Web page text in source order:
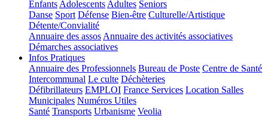
EnfantsAdolescentsAdultes Seniors
Danse Sport Défense Bien-être Culturelle/Artistique
Détente/Convialité
Annuaire des assosAnnuaire des activités associatives
Démarches associatives
Infos Pratiques
Annuaire des Professionnels Bureau de Poste Centre de Santé
Intercommunal Le culte Déchèteries
Défibrillateurs EMPLOI France Services Location Salles
Municipales Numéros Utiles
Santé Transports Urbanisme Veolia